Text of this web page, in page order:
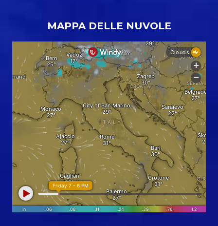
MAPPA DELLE NUVOLE